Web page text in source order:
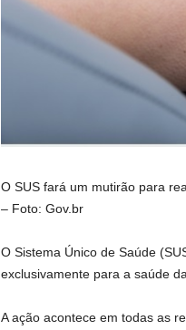
O SUS fará um mutirão para
– Foto: Gov.br
O Sistema Único de Saúde
exclusivamente para a saúde
A ação acontece em todas as